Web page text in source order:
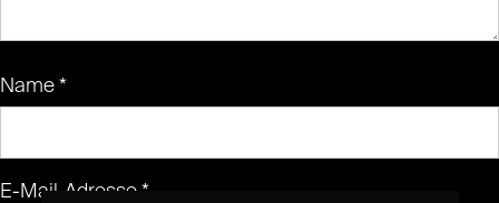
Name *
E-Mail-Adresse *